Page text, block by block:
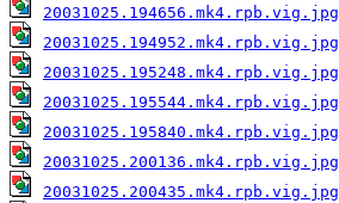
20031025.194656.mk4.rpb.vig.jpg
20031025.194952.mk4.rpb.vig.jpg
20031025.195248.mk4.rpb.vig.jpg
20031025.195544.mk4.rpb.vig.jpg
20031025.195840.mk4.rpb.vig.jpg
20031025.200136.mk4.rpb.vig.jpg
20031025.200435.mk4.rpb.vig.jpg